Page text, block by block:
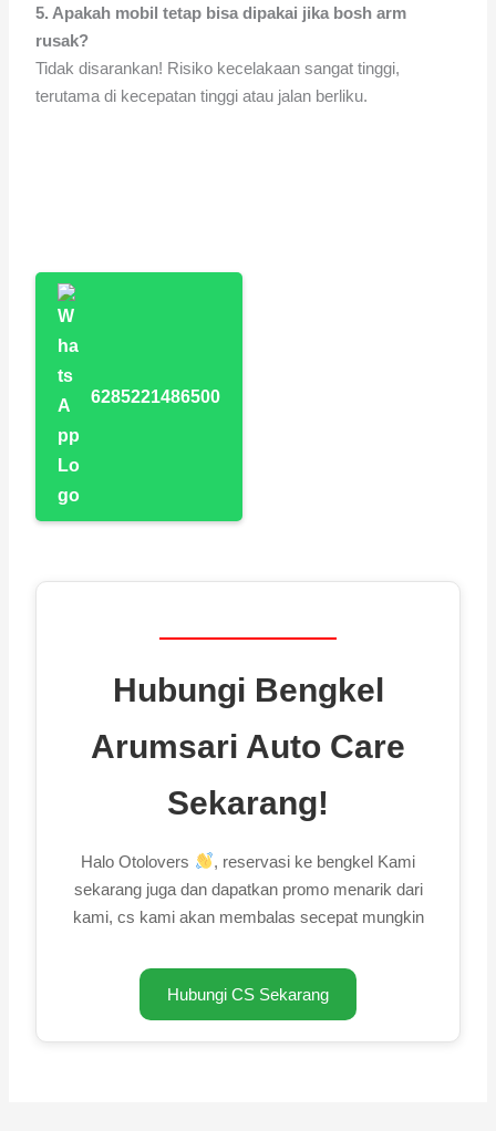
5. Apakah mobil tetap bisa dipakai jika bosh arm
rusak?
Tidak disarankan! Risiko kecelakaan sangat tinggi,
terutama di kecepatan tinggi atau jalan berliku.
6285221486500
Hubungi Bengkel
Arumsari Auto Care
Sekarang!
Halo Otolovers
, reservasi ke bengkel Kami
sekarang juga dan dapatkan promo menarik dari
kami, cs kami akan membalas secepat mungkin
Hubungi CS Sekarang